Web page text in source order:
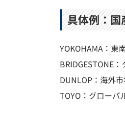
具体例：
YOKOHAMA：東
BRIDGESTONE
DUNLOP：海外
TOYO：グローバ